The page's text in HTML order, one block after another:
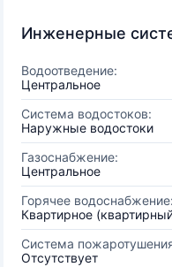
Инженерные
Водоотведение:
Центральное
Система водостоков:
Наружные водостоки
Газоснабжение:
Центральное
Горячее водоснабжение:
Квартирное
Система
Отсутствует